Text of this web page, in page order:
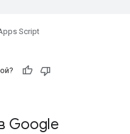
Script
Google